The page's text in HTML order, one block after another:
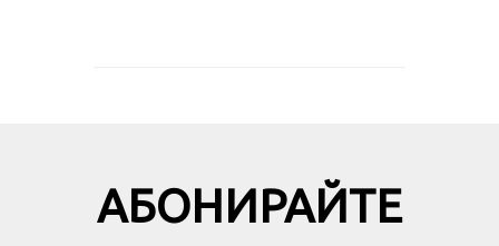
АБОНИРАЙТЕ